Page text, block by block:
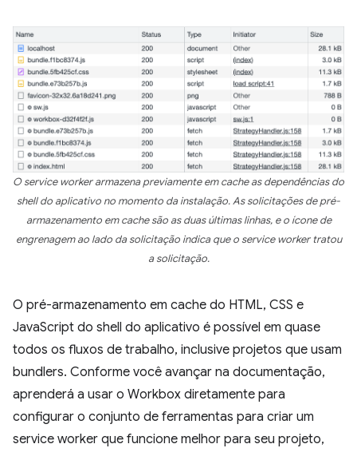
O service worker armazena previamente em cache as dependências do
shell do aplicativo no momento da instalação. As solicitações de pré-
armazenamento em cache são as duas últimas linhas, e o ícone de
engrenagem ao lado da solicitação indica que o service worker tratou
a solicitação.
O pré-armazenamento em cache do HTML, CSS e
JavaScript do shell do aplicativo é possível em quase
todos os fluxos de trabalho, inclusive projetos que usam
bundlers. Conforme você avançar na documentação,
aprenderá a usar o Workbox diretamente para
configurar o conjunto de ferramentas para criar um
service worker que funcione melhor para seu projeto,